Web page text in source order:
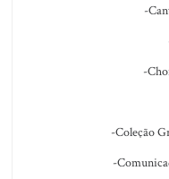
-
-
-Coleção
-